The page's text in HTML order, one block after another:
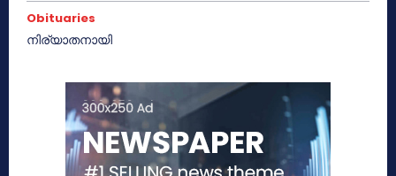
Obituaries
നിര്യാതനായി